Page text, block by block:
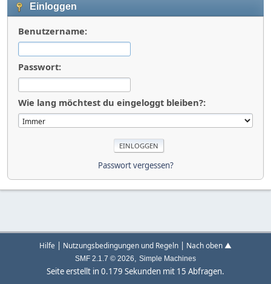
Einloggen
Benutzername:
Passwort:
Wie lang möchtest du eingeloggt bleiben?:
Passwort vergessen?
Hilfe | Nutzungsbedingungen und Regeln | Nach oben ▲
SMF 2.1.7 © 2026, Simple Machines
Seite erstellt in 0.179 Sekunden mit 15 Abfragen.